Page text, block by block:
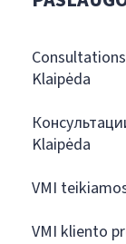
Klaipėda
Klaipėda
VMI
VMI kliento